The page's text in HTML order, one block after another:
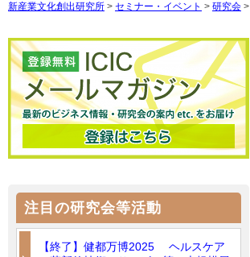
新産業文化創出研究所 > セミナー・イベント > 研究会 >
注目の研究会等活動
【終了】健都万博2025 ヘルスケア